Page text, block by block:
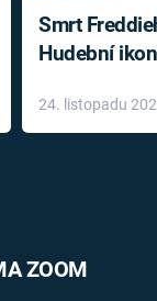
Smrt
Hudební
léky
24. listopadu
ZOOM